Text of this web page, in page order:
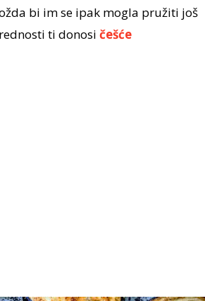
bi im se ipak mogla pružiti još
ti donosi češće